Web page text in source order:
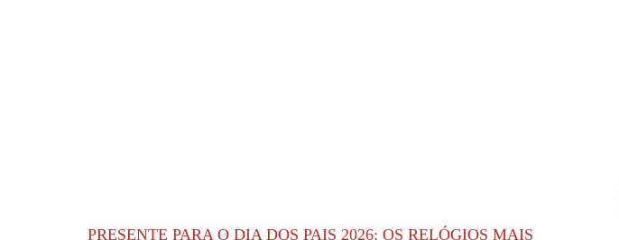
PRESENTE PARA O DIA DOS PAIS 2026: OS RELÓGIOS MAIS